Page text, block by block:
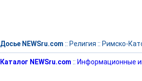
Досье NEWSru.com :: Религия :: Римско-
Каталог NEWSru.com :: Информационные